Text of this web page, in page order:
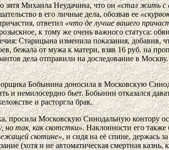
зятя Михаила Неудачина, что он«стал жить с
в его личные дела, обозвав ее
ответил«что де лучше вашего
к тому же очень важного статуса:
Старицына изменила показания, добавив,
бежала от мужа к матери, взяв 16 руб. на
дела отправили на доследование в
Бобынина доносила в Московскую
и немилосердно бьет. Бобынин отказался
и расторгла брак.
Московскую Синодальную контору
но так, как скотстки». Наклонности его
скотине», и сидя на её спине, держась
(хотя и не автоматическая смертная казнь,